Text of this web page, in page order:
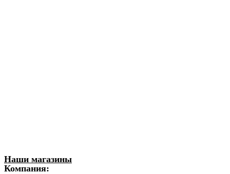
Наши магазины
Компания: